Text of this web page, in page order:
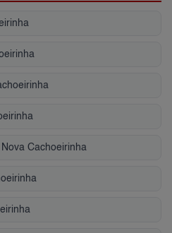
Cachoeirinha